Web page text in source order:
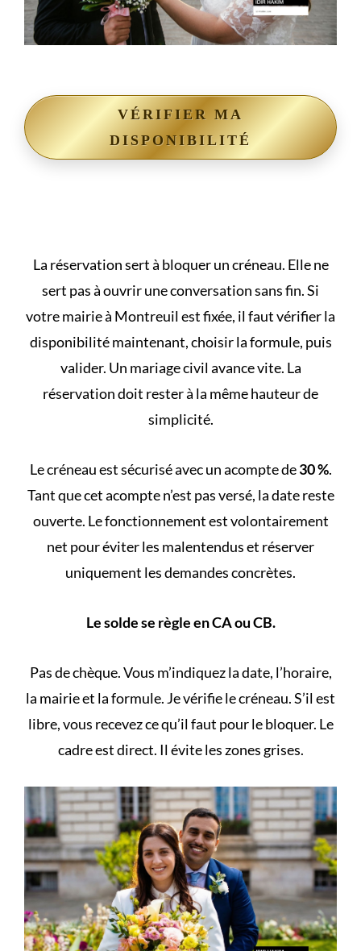
VÉRIFIER MA
DISPONIBILITÉ
La réservation sert à bloquer un créneau. Elle ne
sert pas à ouvrir une conversation sans fin. Si
votre mairie à Montreuil est fixée, il faut vérifier la
disponibilité maintenant, choisir la formule, puis
valider. Un mariage civil avance vite. La
réservation doit rester à la même hauteur de
simplicité.
Le créneau est sécurisé avec un acompte de30 %.
Tant que cet acompte n’est pas versé, la date reste
ouverte. Le fonctionnement est volontairement
net pour éviter les malentendus et réserver
uniquement les demandes concrètes.
Le solde se règle en CA ou CB.
Pas de chèque. Vous m’indiquez la date, l’horaire,
la mairie et la formule. Je vérifie le créneau. S’il est
libre, vous recevez ce qu’il faut pour le bloquer. Le
cadre est direct. Il évite les zones grises.